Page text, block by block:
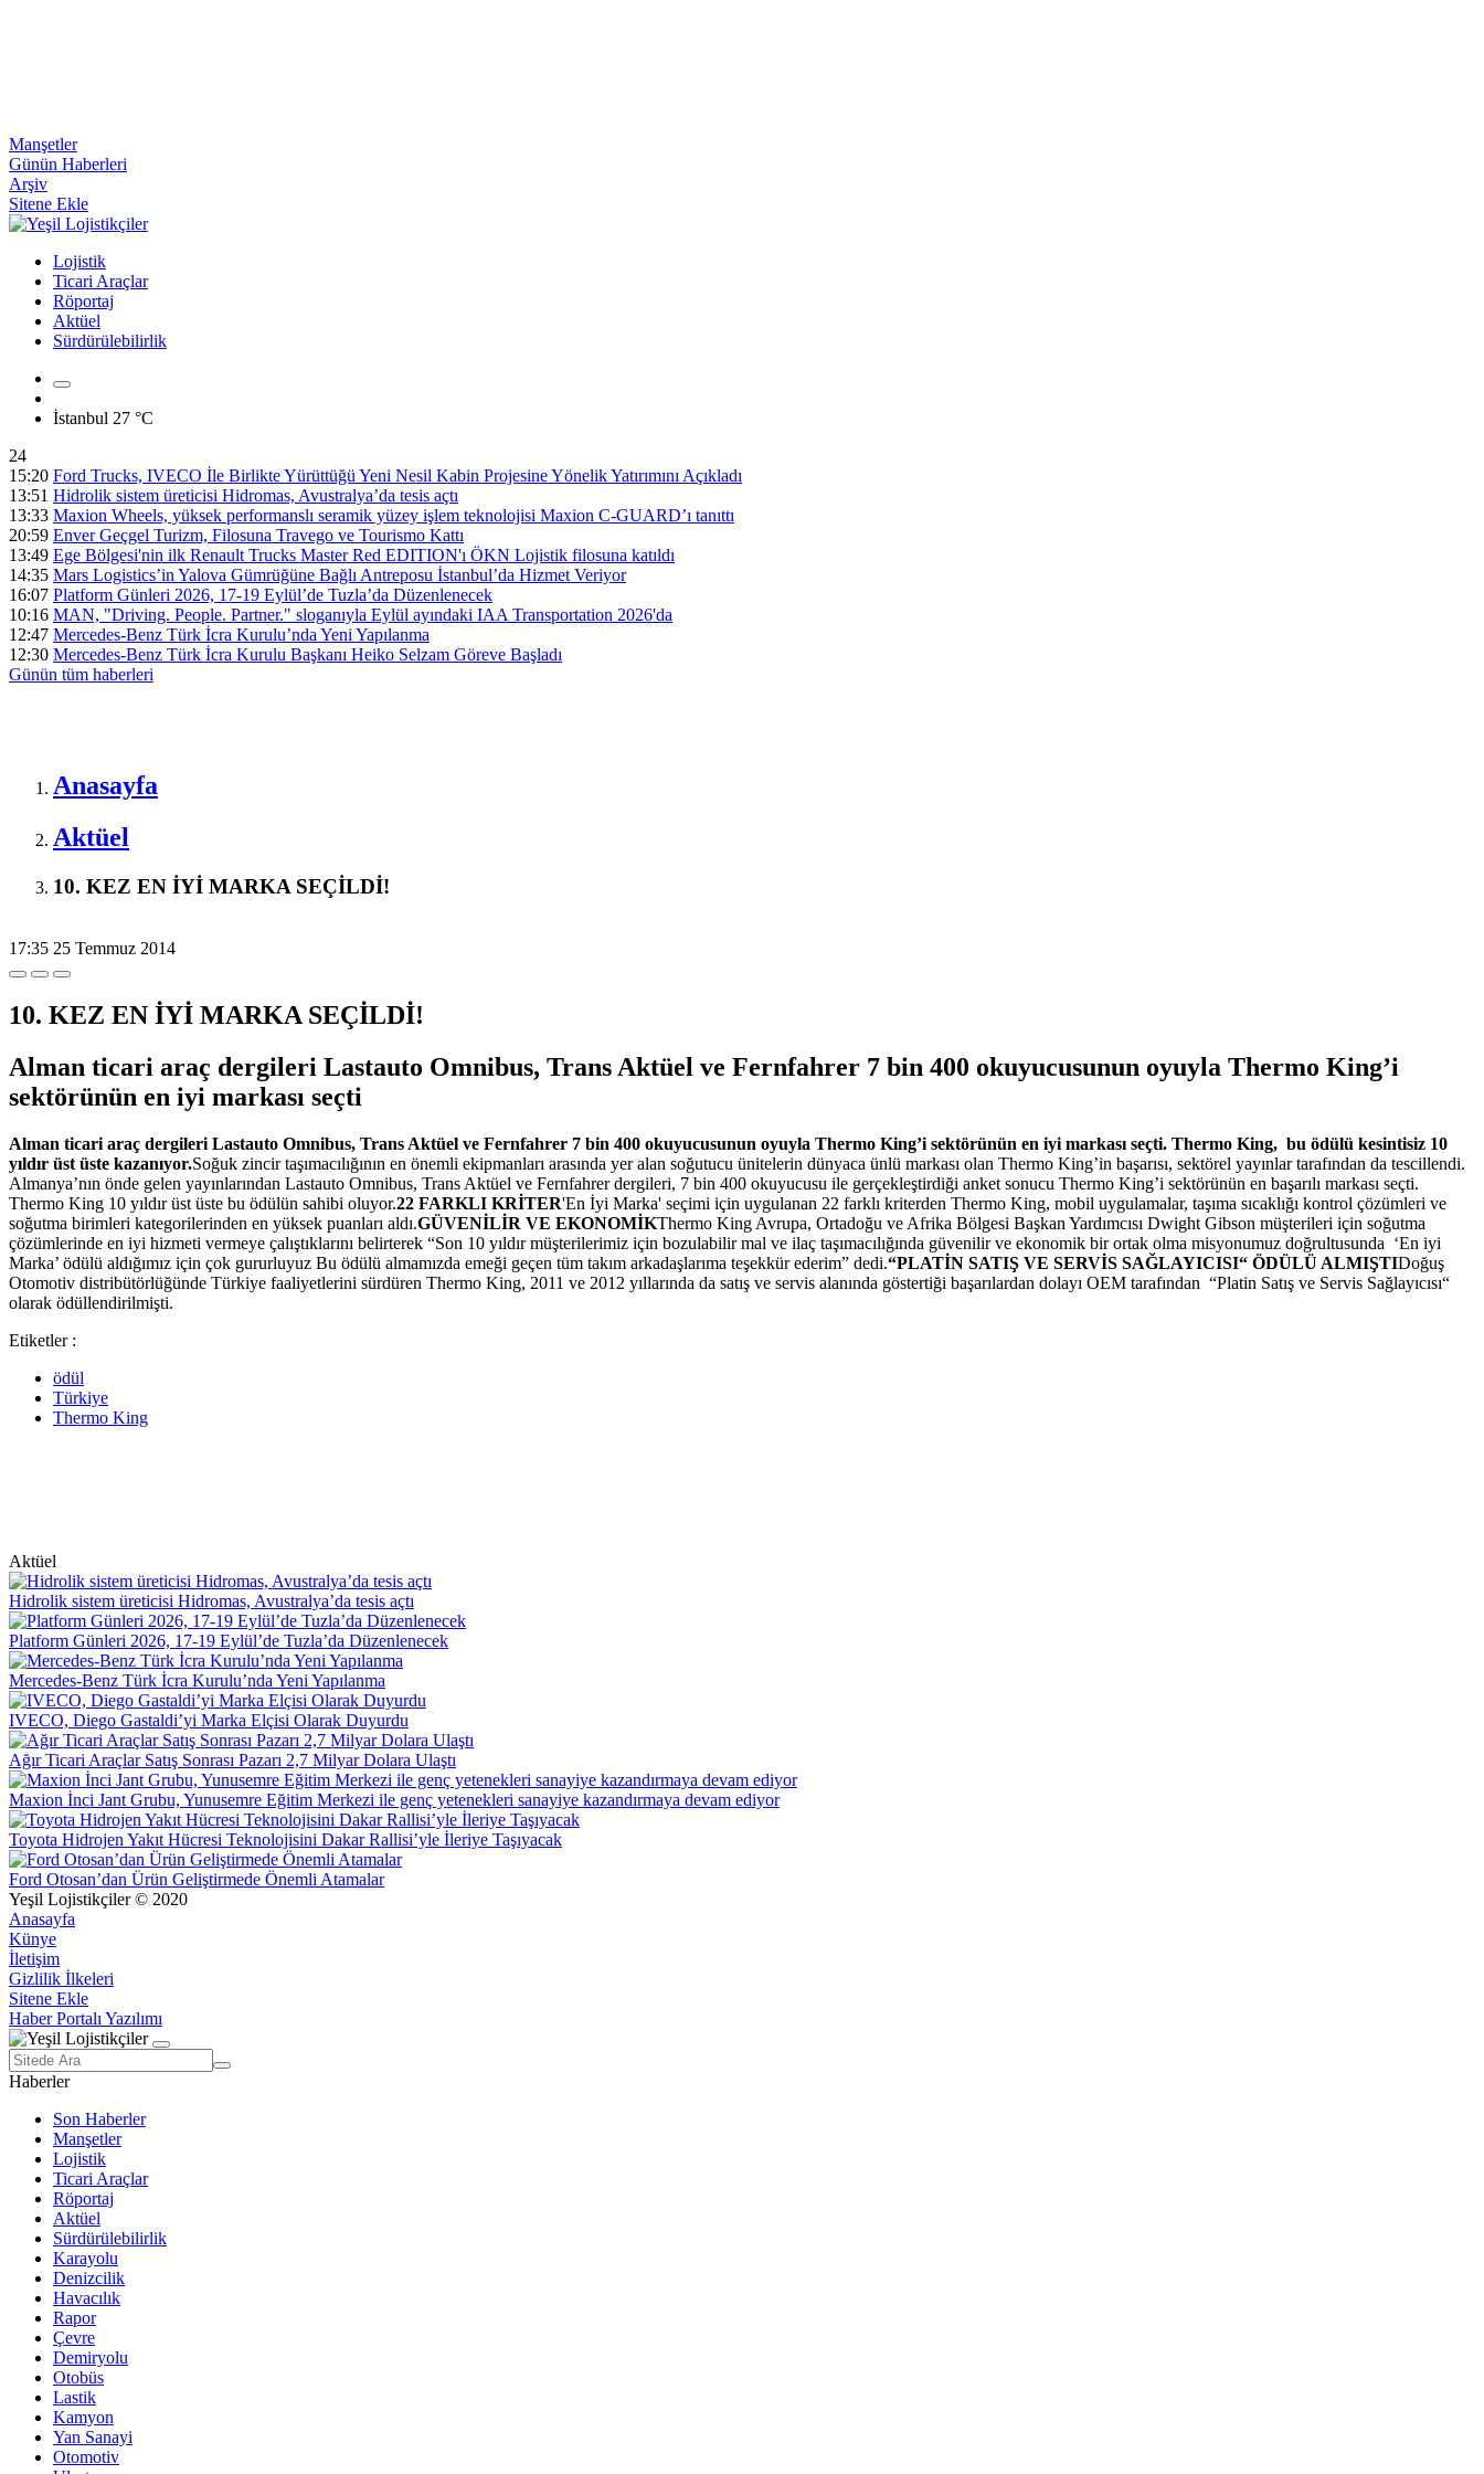
Manşetler
Günün Haberleri
Arşiv
Sitene Ekle
Lojistik
Ticari Araçlar
Röportaj
Aktüel
Sürdürülebilirlik
İstanbul 27 °C
24
15:20 Ford Trucks, IVECO İle Birlikte Yürüttüğü Yeni Nesil Kabin Projesine Yönelik Yatırımını Açıkladı
13:51 Hidrolik sistem üreticisi Hidromas, Avustralya’da tesis açtı
13:33 Maxion Wheels, yüksek performanslı seramik yüzey işlem teknolojisi Maxion C-GUARD’ı tanıttı
20:59 Enver Geçgel Turizm, Filosuna Travego ve Tourismo Kattı
13:49 Ege Bölgesi'nin ilk Renault Trucks Master Red EDITION'ı ÖKN Lojistik filosuna katıldı
14:35 Mars Logistics’in Yalova Gümrüğüne Bağlı Antreposu İstanbul’da Hizmet Veriyor
16:07 Platform Günleri 2026, 17-19 Eylül’de Tuzla’da Düzenlenecek
10:16 MAN, "Driving. People. Partner." sloganıyla Eylül ayındaki IAA Transportation 2026'da
12:47 Mercedes-Benz Türk İcra Kurulu’nda Yeni Yapılanma
12:30 Mercedes-Benz Türk İcra Kurulu Başkanı Heiko Selzam Göreve Başladı
Günün tüm haberleri
Anasayfa
Aktüel
10. KEZ EN İYİ MARKA SEÇİLDİ!
17:35 25 Temmuz 2014
10. KEZ EN İYİ MARKA SEÇİLDİ!
Alman ticari araç dergileri Lastauto Omnibus, Trans Aktüel ve Fernfahrer 7 bin 400 okuyucusunun oyuyla Thermo King’i
sektörünün en iyi markası seçti
Alman ticari araç dergileri Lastauto Omnibus, Trans Aktüel ve Fernfahrer 7 bin 400 okuyucusunun oyuyla Thermo King’i sektörünün en iyi markası seçti. Thermo King, bu ödülü kesintisiz 10
yıldır üst üste kazanıyor.Soğuk zincir taşımacılığının en önemli ekipmanları arasında yer alan soğutucu ünitelerin dünyaca ünlü markası olan Thermo King’in başarısı, sektörel yayınlar tarafından da tescillendi.
Almanya’nın önde gelen yayınlarından Lastauto Omnibus, Trans Aktüel ve Fernfahrer dergileri, 7 bin 400 okuyucusu ile gerçekleştirdiği anket sonucu Thermo King’i sektörünün en başarılı markası seçti.
Thermo King 10 yıldır üst üste bu ödülün sahibi oluyor.22 FARKLI KRİTER'En İyi Marka' seçimi için uygulanan 22 farklı kriterden Thermo King, mobil uygulamalar, taşıma sıcaklığı kontrol çözümleri ve
soğutma birimleri kategorilerinden en yüksek puanları aldı.GÜVENİLİR VE EKONOMİKThermo King Avrupa, Ortadoğu ve Afrika Bölgesi Başkan Yardımcısı Dwight Gibson müşterileri için soğutma
çözümlerinde en iyi hizmeti vermeye çalıştıklarını belirterek “Son 10 yıldır müşterilerimiz için bozulabilir mal ve ilaç taşımacılığında güvenilir ve ekonomik bir ortak olma misyonumuz doğrultusunda ‘En iyi
Marka’ ödülü aldığımız için çok gururluyuz Bu ödülü almamızda emeği geçen tüm takım arkadaşlarıma teşekkür ederim” dedi.“PLATİN SATIŞ VE SERVİS SAĞLAYICISI“ ÖDÜLÜ ALMIŞTIDoğuş
Otomotiv distribütörlüğünde Türkiye faaliyetlerini sürdüren Thermo King, 2011 ve 2012 yıllarında da satış ve servis alanında göstertiği başarılardan dolayı OEM tarafından “Platin Satış ve Servis Sağlayıcısı“
olarak ödüllendirilmişti.
Etiketler :
ödül
Türkiye
Thermo King
Aktüel
Hidrolik sistem üreticisi Hidromas, Avustralya’da tesis açtı
Platform Günleri 2026, 17-19 Eylül’de Tuzla’da Düzenlenecek
Mercedes-Benz Türk İcra Kurulu’nda Yeni Yapılanma
IVECO, Diego Gastaldi’yi Marka Elçisi Olarak Duyurdu
Ağır Ticari Araçlar Satış Sonrası Pazarı 2,7 Milyar Dolara Ulaştı
Maxion İnci Jant Grubu, Yunusemre Eğitim Merkezi ile genç yetenekleri sanayiye kazandırmaya devam ediyor
Toyota Hidrojen Yakıt Hücresi Teknolojisini Dakar Rallisi’yle İleriye Taşıyacak
Ford Otosan’dan Ürün Geliştirmede Önemli Atamalar
Yeşil Lojistikçiler © 2020
Anasayfa
Künye
İletişim
Gizlilik İlkeleri
Sitene Ekle
Haber Portalı Yazılımı
Haberler
Son Haberler
Manşetler
Lojistik
Ticari Araçlar
Röportaj
Aktüel
Sürdürülebilirlik
Karayolu
Denizcilik
Havacılık
Rapor
Çevre
Demiryolu
Otobüs
Lastik
Kamyon
Yan Sanayi
Otomotiv